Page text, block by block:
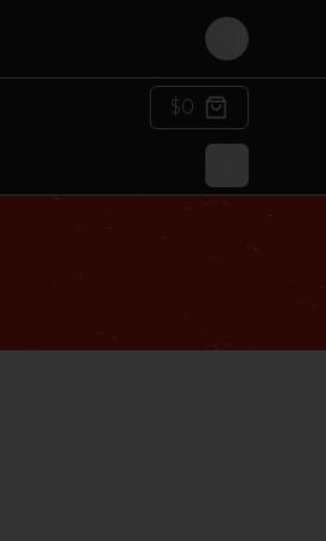
Login
$0